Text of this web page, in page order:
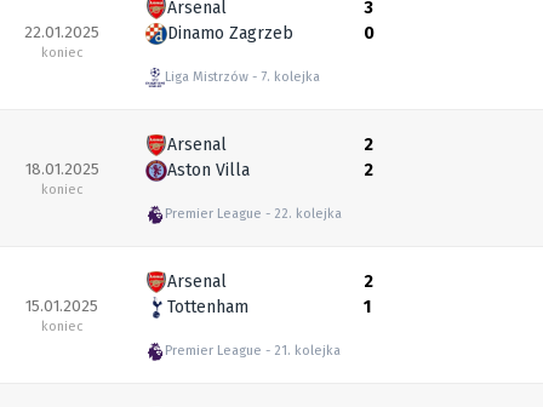
22.01.2025
koniec
Arsenal
Dinamo Zagrzeb
Liga Mistrzów 7. kolejka
3
0
18.01.2025
koniec
Arsenal
Aston Villa
Premier League 22. kolejka
2
2
15.01.2025
koniec
Arsenal
Tottenham
Premier League 21. kolejka
2
1